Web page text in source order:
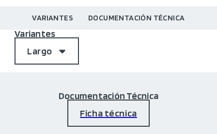
VARIANTES DOCUMENTACIÓN TÉCNICA
Variantes
Largo
Documentación Técnica
Ficha técnica